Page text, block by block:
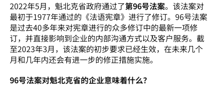
2022年5月，魁北克省政府通过了第96号法案。该法案对
最初于1977年通过的 《法语宪章》 进行了修订。96号法案
是过去40多年来对宪章进行的众多修订中的最新一项修
订，并直接影响到企业的内部沟通方式以及客户服务。截
至2023年3月，该法案的初步要求已经生效，在未来几个
月和几年内还会有进一步的修正措施实施。
96号法案对魁北克省的企业意味着什么？